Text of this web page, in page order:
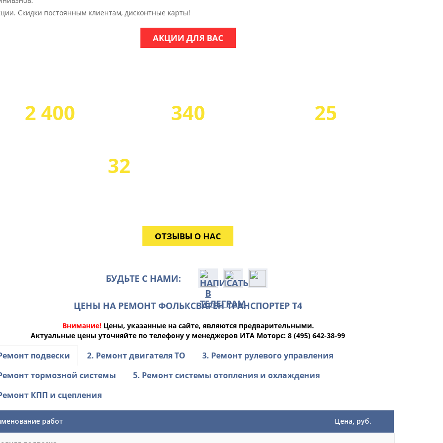
Скидки постоянным клиентам, дисконтные карты!
АКЦИИ ДЛЯ ВАС
2 400 340 25
32
ОТЗЫВЫ О НАС
БУДЬТЕ С НАМИ:
ЦЕНЫ НА РЕМОНТ ФОЛЬКСВАГЕН ТРАНСПОРТЕР Т4
Внимание!Цены, указанные на сайте, являются предварительными.
Актуальные цены уточняйте по телефону у менеджеров ИТА Моторс: 8 (495) 642-38-99
подвески 2. Ремонт двигателя ТО
3. Ремонт рулевого управления
тормозной системы
5. Ремонт системы отопления и охлаждения
КПП и сцепления
работ Цена, руб.